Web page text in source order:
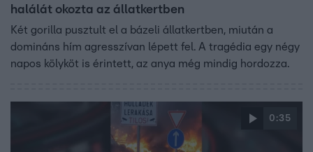
halálát okozta az állatkertben
Két gorilla pusztult el a bázeli állatkertben, miután a
domináns hím agresszívan lépett fel. A tragédia egy négy
napos kölyköt is érintett, az anya még mindig hordozza.
0:35